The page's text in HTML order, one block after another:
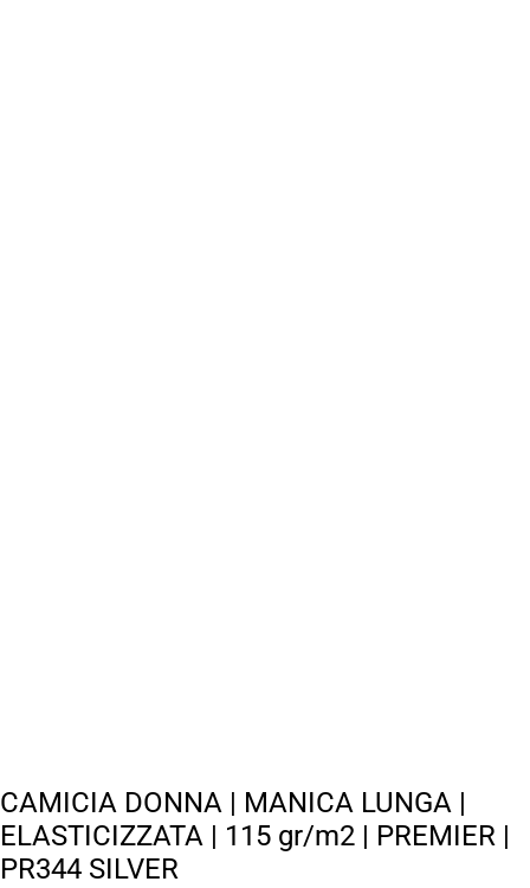
CAMICIA DONNA | MANICA LUNGA |
ELASTICIZZATA | 115 gr/m2 | PREMIER |
PR344 SILVER